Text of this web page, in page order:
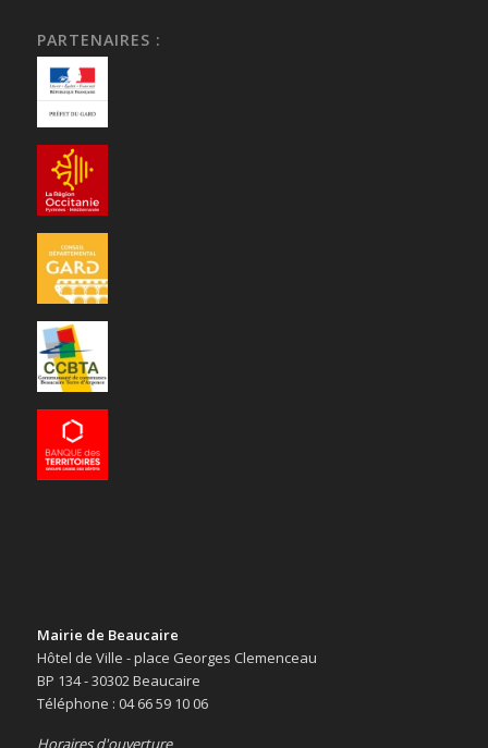
PARTENAIRES :
Mairie de Beaucaire
Hôtel de Ville - place Georges Clemenceau
BP 134 - 30302 Beaucaire
Téléphone : 04 66 59 10 06
Horaires d'ouverture